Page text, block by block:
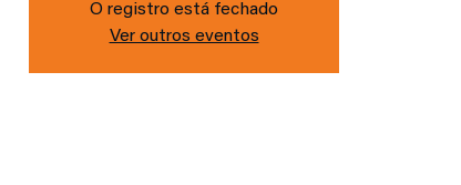
O registro está fechado
Ver outros eventos